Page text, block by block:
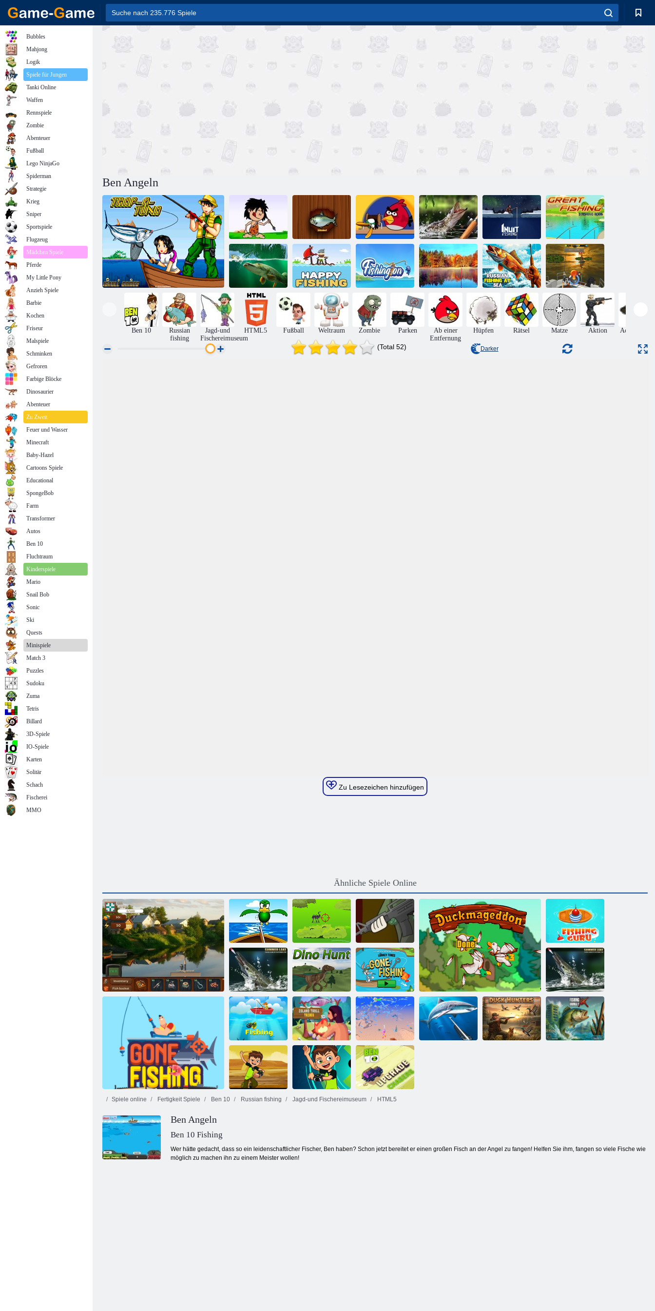
Ben Angeln
Fish Hunter 2
Große Angel-
Action Amateur-
Angry Birds
Doppel fishing
Morgen fangen Inuit -Angeln Große Fischerei
Weidenteich
Viel Spaß beim
Angeln
Fishington. io
Angelsimulator
online
Russisches
Fischen auf See
Russisches
Fischen auf See
Ben 10
Russian
fishing
Jagd-und
Fischereimuseum
HTML5 Fußball Weltraum Zombie Parken
Ab einer
Entfernung
Hüpfen Rätsel Matze Aktion Adventures
(Total 52) Darker
Zu Lesezeichen hinzufügen
Ähnliche Spiele Online
Auf russischen Weg fischen
Jagd von einem
Boot
Jagd in den
Wäldern
Eichhörnchenjagd Angel Guru
Sommer See Dinojagd
Looney Tunes
Gone Fishin '
Sommersee 1. 5
Angeln
Inseltrollstämme
3D
Unterwasserjagd
Spiele online Fertigkeit Spiele Ben 10 Russian fishing Jagd-und Fischereimuseum HTML5
Ben Angeln
Ben 10 Fishing
Wer hätte gedacht, dass so ein leidenschaftlicher Fischer, Ben haben? Schon jetzt bereitet er einen großen Fisch an der Angel zu fangen! Helfen Sie ihm, fangen so viele Fische wie
möglich zu machen ihn zu einem Meister wollen!
Bubbles
Mahjong
Logik
Spiele für Jungen
Tanki Online
Waffen
Rennspiele
Zombie
Abenteuer
Fußball
Lego NinjaGo
Spiderman
Strategie
Krieg
Sniper
Sportspiele
Flugzeug
Mädchen Spiele
Pferde
My Little Pony
Anzieh Spiele
Barbie
Kochen
Friseur
Malspiele
Schminken
Gefroren
Farbige Blöcke
Dinosaurier
Abenteuer
Zu Zweit
Feuer und Wasser
Minecraft
Baby-Hazel
Cartoons Spiele
Educational
SpongeBob
Farm
Transformer
Autos
Ben 10
Fluchtraum
Kinderspiele
Mario
Snail Bob
Sonic
Ski
Quests
Minispiele
Match 3
Puzzles
Sudoku
Zuma
Tetris
Billard
3D-Spiele
IO-Spiele
Karten
Solitär
Schach
Fischerei
MMO